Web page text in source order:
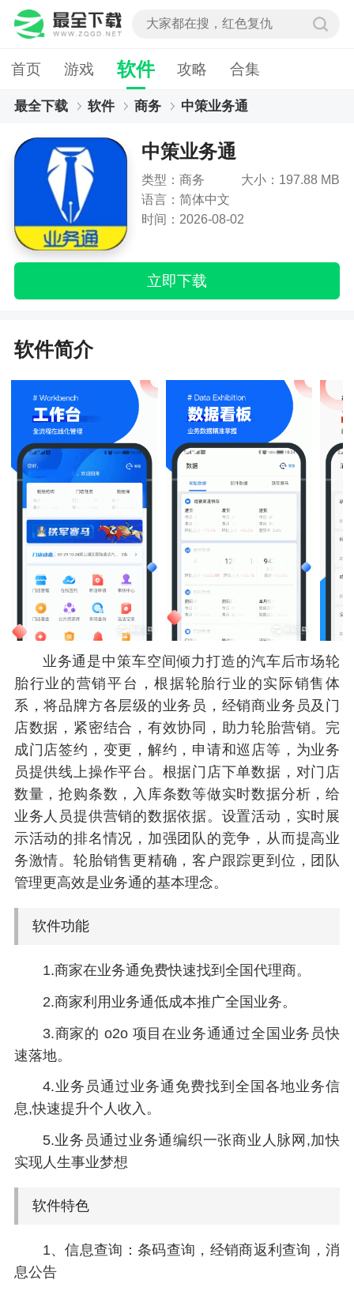
首页 游戏 软件 攻略 合集
最全下载 软件 商务 中策业务通
中策业务通
类型：商务
大小：197.88 MB
语言：简体中文
时间：2026-08-02
立即下载
软件简介
业务通是中策车空间倾力打造的汽车后市场轮
胎行业的营销平台，根据轮胎行业的实际销售体
系，将品牌方各层级的业务员，经销商业务员及门
店数据，紧密结合，有效协同，助力轮胎营销。完
成门店签约，变更，解约，申请和巡店等，为业务
员提供线上操作平台。根据门店下单数据，对门店
数量，抢购条数，入库条数等做实时数据分析，给
业务人员提供营销的数据依据。设置活动，实时展
示活动的排名情况，加强团队的竞争，从而提高业
务激情。轮胎销售更精确，客户跟踪更到位，团队
管理更高效是业务通的基本理念。
软件功能
1.商家在业务通免费快速找到全国代理商。
2.商家利用业务通低成本推广全国业务。
3.商家的 o2o 项目在业务通通过全国业务员快
速落地。
4.业务员通过业务通免费找到全国各地业务信
息,快速提升个人收入。
5.业务员通过业务通编织一张商业人脉网,加快
实现人生事业梦想
软件特色
1、信息查询：条码查询，经销商返利查询，消
息公告